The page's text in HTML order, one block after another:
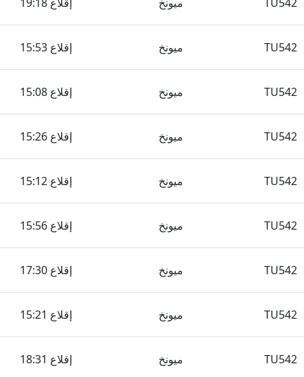
TU542 ميونخ إقلاع 15:53
TU542 ميونخ إقلاع 15:08
TU542 ميونخ إقلاع 15:26
TU542 ميونخ إقلاع 15:12
TU542 ميونخ إقلاع 15:56
TU542 ميونخ إقلاع 17:30
TU542 ميونخ إقلاع 15:21
TU542 ميونخ إقلاع 18:31